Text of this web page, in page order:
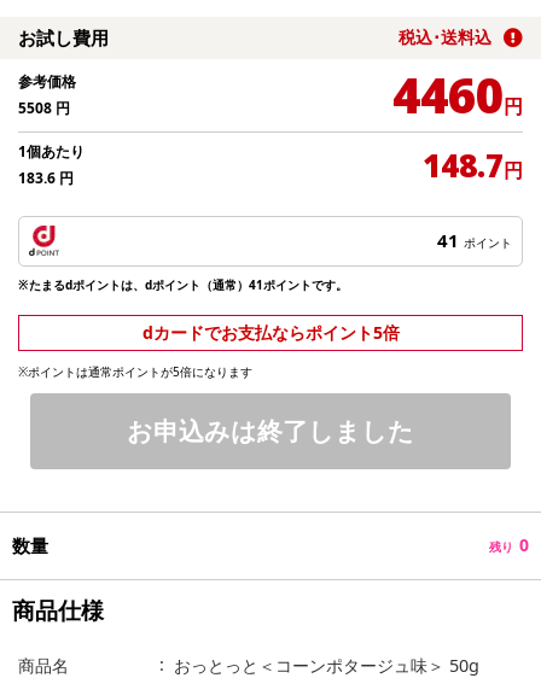
お試し費用 税込･送料込
参考価格
5508 円 4460円
1個あたり
183.6 円 148.7円
41 ポイント
※たまるdポイントは、dポイント（通常）41ポイントです。
dカードでお支払ならポイント5倍
※ポイントは通常ポイントが5倍になります
お申込みは終了しました
数量 残り 0
商品仕様
商品名
おっとっと＜コーンポタージュ味＞ 50g